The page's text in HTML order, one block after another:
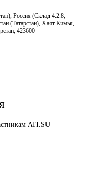
Россия (Склад 4.2.8,
(Татарстан), Хаят Кимья,
423600
ATI.SU